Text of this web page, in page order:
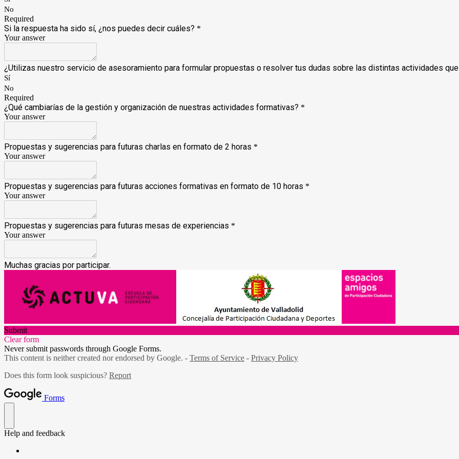
No
Required
Si la respuesta ha sido sí, ¿nos puedes decir cuáles? *
Your answer
¿Utilizas nuestro servicio de asesoramiento para formular propuestas o resolver tus dudas sobre las distintas actividades
Sí
No
Required
¿Qué cambiarías de la gestión y organización de nuestras actividades formativas? *
Your answer
Propuestas y sugerencias para futuras charlas en formato de 2 horas *
Your answer
Propuestas y sugerencias para futuras acciones formativas en formato de 10 horas *
Your answer
Propuestas y sugerencias para futuras mesas de experiencias *
Your answer
Muchas gracias por participar.
Submit
Clear form
Never submit passwords through Google Forms.
This content is neither created nor endorsed by Google. - Terms of Service - Privacy Policy
Does this form look suspicious? Report
Forms
Help and feedback